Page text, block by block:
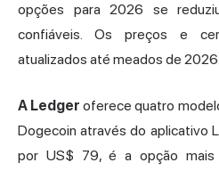
opções para 2026 se
confiáveis. Os preços e
atualizados até meados de 2026.
A Ledger oferece quatro
Dogecoin através do aplicativo
por US$ 79, é a opção mais